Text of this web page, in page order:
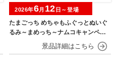
たまごっち めちゃもふぐっとぬいぐ
るみ～まめっち～ナムコキャンペー
2026年6月 12 日～登場